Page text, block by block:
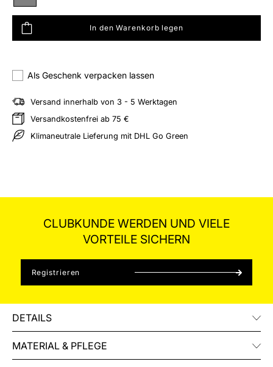
Grau
In den Warenkorb legen
Als Geschenk verpacken lassen
Versand innerhalb von 3 - 5 Werktagen
Versandkostenfrei ab 75 €
Klimaneutrale Lieferung mit DHL Go Green
CLUBKUNDE WERDEN UND VIELE
VORTEILE SICHERN
Registrieren
DETAILS
MATERIAL & PFLEGE